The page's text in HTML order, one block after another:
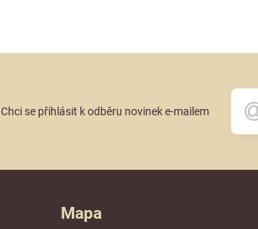
Chci se přihlásit k odběru novinek e-mailem
Mapa